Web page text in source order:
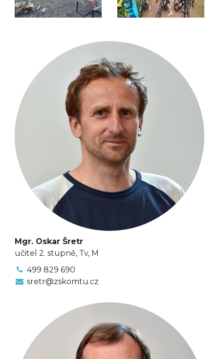
Mgr. Oskar Šretr
učitel 2. stupně, Tv, M
499 829 690
sretr@zskomtu.cz